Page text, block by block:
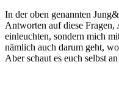
In der oben genannten
Antworten auf diese
einleuchten, sondern mich
nämlich auch darum geht,
Aber schaut es euch selbst